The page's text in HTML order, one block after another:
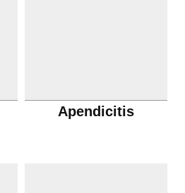
Apendicitis